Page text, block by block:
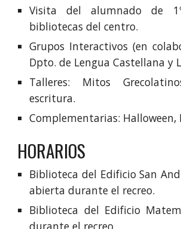
Visita del alumnado de
bibliotecas del centro.
Grupos Interactivos (en
Dpto. de Lengua Castellana y
Talleres: Mitos
escritura.
Complementarias: Halloween,
HORARIOS
Biblioteca del Edificio San
​abierta durante el recreo.
Biblioteca del Edificio
durante el recreo.